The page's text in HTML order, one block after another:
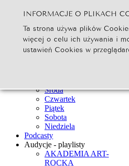
Szukaj...
Strona Główna
Newsy
Środa
Czwartek
Piątek
Sobota
Niedziela
Podcasty
Audycje - playlisty
AKADEMIA ART-
ROCKA
INFORMACJE O PLIKACH
Ta strona używa plików
więcej o celu ich używania i
ustawień Cookies w